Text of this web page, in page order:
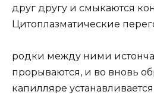
друг другу и смыкаются
Цитоплазматические
родки между ними
прорываются, и во вновь
капилляре